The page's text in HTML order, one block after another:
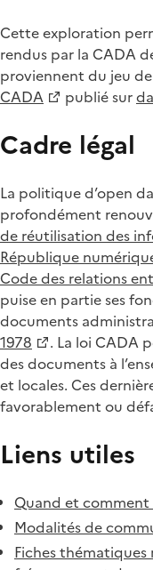
Cette exploration
rendus par la CADA
proviennent du jeu
CADA
publié sur
Cadre légal
La politique d’open
profondément
de réutilisation des
République
Code des relations
puise en partie ses
documents
1978
. La loi CADA
des documents à
et locales. Ces
favorablement ou
Liens utiles
Quand et comment
Modalités de
Fiches